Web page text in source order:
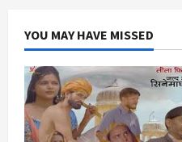
YOU MAY HAVE MISSED